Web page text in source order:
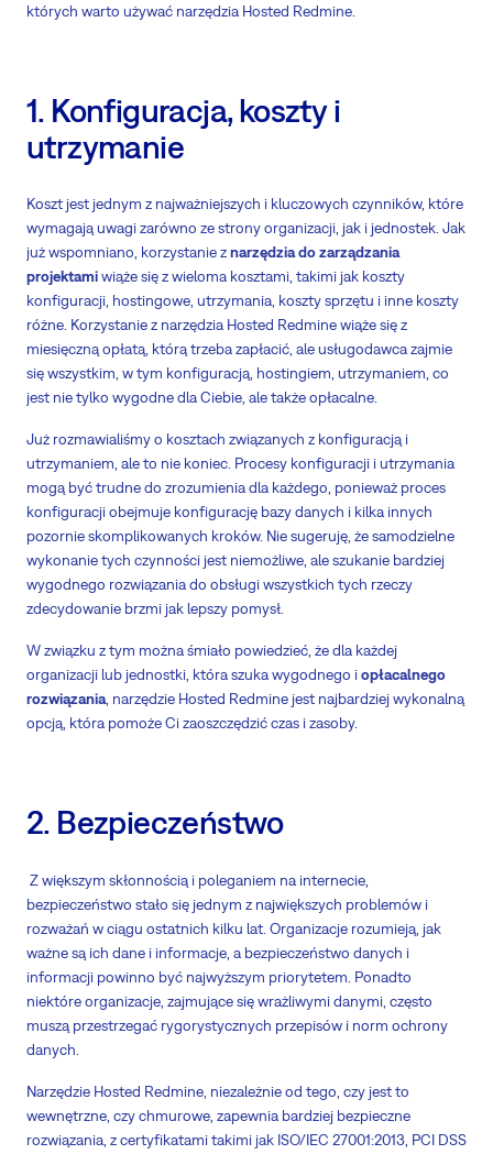
których warto używać narzędzia Hosted Redmine.
1. Konfiguracja, koszty i
utrzymanie
Koszt jest jednym z najważniejszych i kluczowych czynników, które
wymagają uwagi zarówno ze strony organizacji, jak i jednostek. Jak
już wspomniano, korzystanie znarzędzia do zarządzania
projektamiwiąże się z wieloma kosztami, takimi jak koszty
konfiguracji, hostingowe, utrzymania, koszty sprzętu i inne koszty
różne. Korzystanie z narzędzia Hosted Redmine wiąże się z
miesięczną opłatą, którą trzeba zapłacić, ale usługodawca zajmie
się wszystkim, w tym konfiguracją, hostingiem, utrzymaniem, co
jest nie tylko wygodne dla Ciebie, ale także opłacalne.
Już rozmawialiśmy o kosztach związanych z konfiguracją i
utrzymaniem, ale to nie koniec. Procesy konfiguracji i utrzymania
mogą być trudne do zrozumienia dla każdego, ponieważ proces
konfiguracji obejmuje konfigurację bazy danych i kilka innych
pozornie skomplikowanych kroków. Nie sugeruję, że samodzielne
wykonanie tych czynności jest niemożliwe, ale szukanie bardziej
wygodnego rozwiązania do obsługi wszystkich tych rzeczy
zdecydowanie brzmi jak lepszy pomysł.
W związku z tym można śmiało powiedzieć, że dla każdej
organizacji lub jednostki, która szuka wygodnego iopłacalnego
rozwiązania, narzędzie Hosted Redmine jest najbardziej wykonalną
opcją, która pomoże Ci zaoszczędzić czas i zasoby.
2. Bezpieczeństwo
Z większym skłonnością i poleganiem na internecie,
bezpieczeństwo stało się jednym z największych problemów i
rozważań w ciągu ostatnich kilku lat. Organizacje rozumieją, jak
ważne są ich dane i informacje, a bezpieczeństwo danych i
informacji powinno być najwyższym priorytetem. Ponadto
niektóre organizacje, zajmujące się wrażliwymi danymi, często
muszą przestrzegać rygorystycznych przepisów i norm ochrony
danych.
Narzędzie Hosted Redmine, niezależnie od tego, czy jest to
wewnętrzne, czy chmurowe, zapewnia bardziej bezpieczne
rozwiązania, z certyfikatami takimi jak ISO/IEC 27001:2013, PCI DSS